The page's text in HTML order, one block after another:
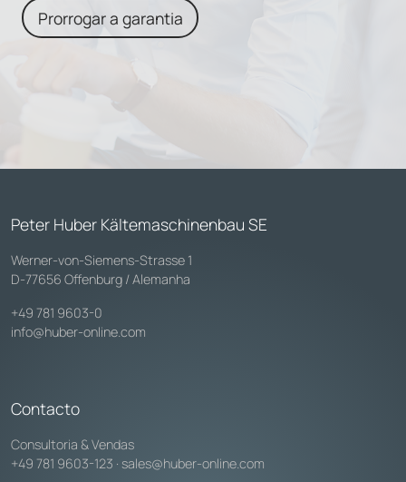
Prorrogar a garantia
Peter Huber Kältemaschinenbau SE
Werner-von-Siemens-Strasse 1
D-77656 Offenburg / Alemanha
+49 781 9603-0
info@huber-online.com
Contacto
Consultoria & Vendas
+49 781 9603-123 · sales@huber-online.com